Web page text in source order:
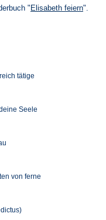
" Elisabeth feiern".
tätige
Seele
von ferne